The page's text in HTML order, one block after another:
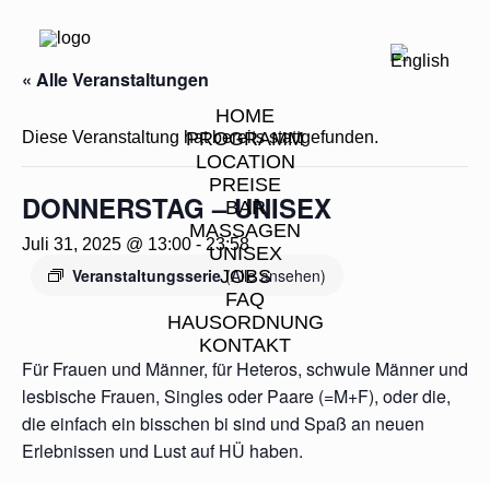
HOME
PROGRAMM
LOCATION
PREISE
BAR
MASSAGEN
UNISEX
JOBS
FAQ
HAUSORDNUNG
KONTAKT
« Alle Veranstaltungen
Diese Veranstaltung hat bereits stattgefunden.
DONNERSTAG – UNISEX
Juli 31, 2025 @ 13:00 - 23:58
Veranstaltungsserie(Alle ansehen)
Für Frauen und Männer, für Heteros, schwule Männer und
lesbische Frauen, Singles oder Paare (=M+F), oder die,
die einfach ein bisschen bi sind und Spaß an neuen
Erlebnissen und Lust auf HÜ haben.